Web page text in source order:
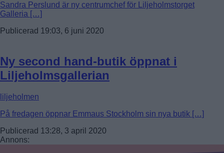
Sandra Perslund är ny centrumchef för Liljeholmstorget
Galleria […]
Publicerad 19:03, 6 juni 2020
Ny second hand-butik öppnat i
Liljeholmsgallerian
liljeholmen
På fredagen öppnar Emmaus Stockholm sin nya butik […]
Publicerad 13:28, 3 april 2020
Annons: